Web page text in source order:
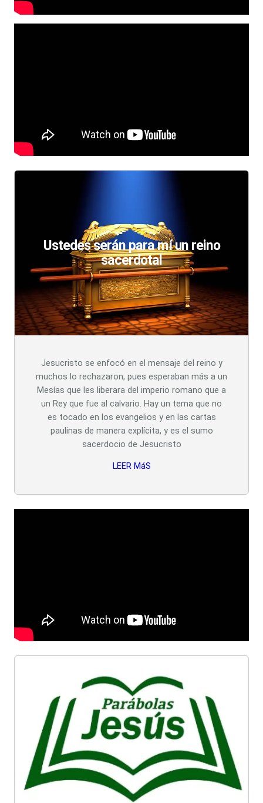
Ustedes serán para mí un reino
sacerdotal
Jesucristo se enfocó en el mensaje del reino y
muchos lo rechazaron, pues esperaban más a un
Mesías que les liberara del imperio romano que a
un Rey que fue al calvario. Hay un tema que no
es tocado en los evangelios y en las cartas
paulinas de manera explícita, y es el sumo
sacerdocio de Jesucristo
LEER MáS